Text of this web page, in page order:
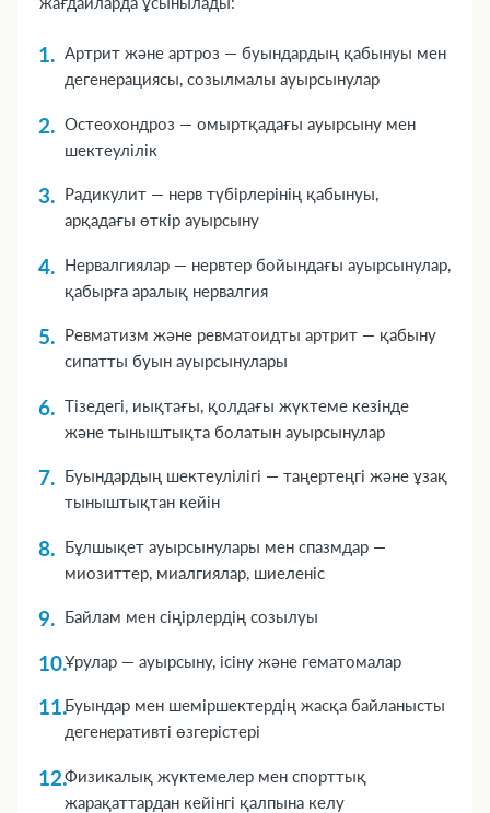
Артрит және артроз — буындардың қабынуы мен
дегенерациясы, созылмалы ауырсынулар
Остеохондроз — омыртқадағы ауырсыну мен
шектеулілік
Радикулит — нерв түбірлерінің қабынуы,
арқадағы өткір ауырсыну
Нервалгиялар — нервтер бойындағы ауырсынулар,
қабырға аралық нервалгия
Ревматизм және ревматоидты артрит — қабыну
сипатты буын ауырсынулары
Тізедегі, иықтағы, қолдағы жүктеме кезінде
және тыныштықта болатын ауырсынулар
Буындардың шектеулілігі — таңертеңгі және ұзақ
тыныштықтан кейін
Бұлшықет ауырсынулары мен спазмдар —
миозиттер, миалгиялар, шиеленіс
Байлам мен сіңірлердің созылуы
Ұрулар — ауырсыну, ісіну және гематомалар
Буындар мен шеміршектердің жасқа байланысты
дегенеративті өзгерістері
Физикалық жүктемелер мен спорттық
жарақаттардан кейінгі қалпына келу